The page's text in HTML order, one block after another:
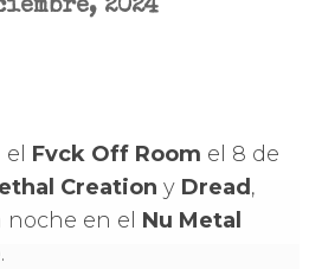
2024
el Fvck Off Room el 8 de
Creation y Dread,
en el Nu Metal
.